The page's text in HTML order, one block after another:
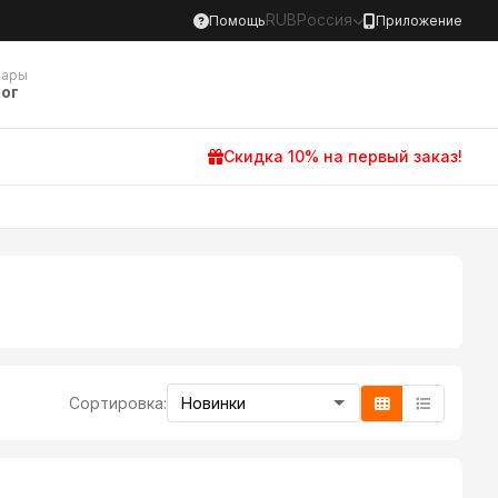
Помощь RUBРоссия Приложение
Скидка 10% на первый заказ!
Сортировка: